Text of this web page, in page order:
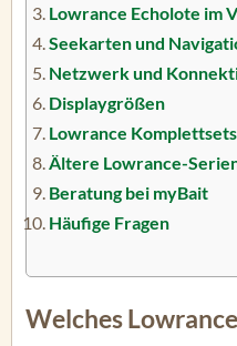
Lowrance Echolote im
Seekarten und
Netzwerk und
Displaygrößen
Lowrance Komplettsets
Ältere Lowrance-
Beratung bei myBait
Häufige Fragen
Welches